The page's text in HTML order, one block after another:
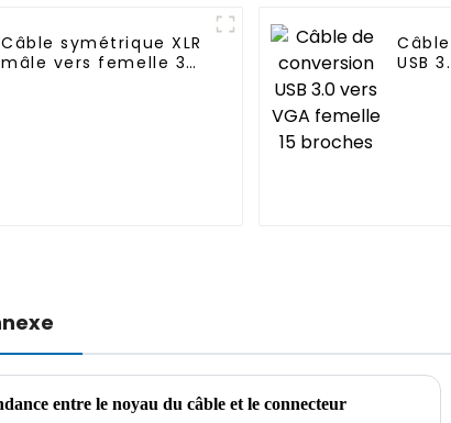
Câble symétrique XLR
mâle vers femelle 3
USB
entre le noyau du câble et le connecteur